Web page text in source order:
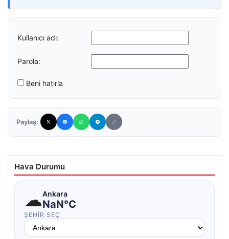
Kullanıcı adı:
Parola:
Beni hatırla
Paylaş:
Hava Durumu
☁Ankara
NaN°C
ŞEHIR SEÇ